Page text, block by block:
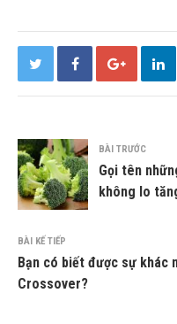
BÀI TRƯỚC
Gọi tên
không lo
BÀI KẾ TIẾP
Bạn có biết được sự khác
Crossover?